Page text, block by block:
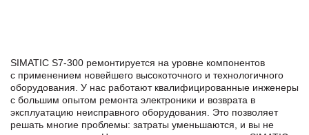
SIMATIC S7-300 ремонтируется на уровне компонентов
с применением новейшего высокоточного и технологичного
оборудования. У нас работают квалифицированные инженеры
с большим опытом ремонта электроники и возврата в
эксплуатацию неисправного оборудования. Это позволяет
решать многие проблемы: затраты уменьшаются, и вы не